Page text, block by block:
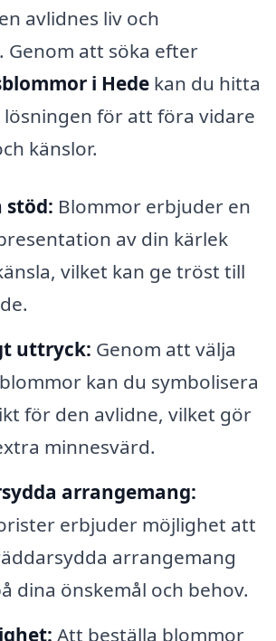
avlidnes liv och
Genom att söka efter
i Hede kan du hitta
för att föra vidare
känslor.
stöd: Blommor erbjuder en
av din kärlek
vilket kan ge tröst till
uttryck: Genom att välja
kan du symbolisera
för den avlidne, vilket gör
minnesvärd.
arrangemang:
erbjuder möjlighet att
arrangemang
dina önskemål och behov.
Att beställa blommor